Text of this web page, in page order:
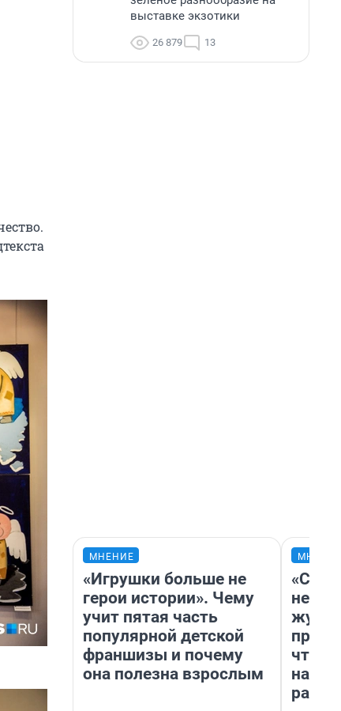
выставке экзотики
26 879 13
МНЕНИЕ
«Игрушки больше не
герои истории». Чему
учит пятая часть
популярной детской
франшизы и почему
она полезна взрослым
на
ради